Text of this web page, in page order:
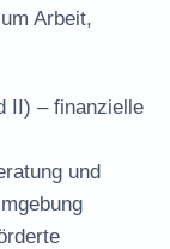
Arbeit,
II) – finanzielle
und